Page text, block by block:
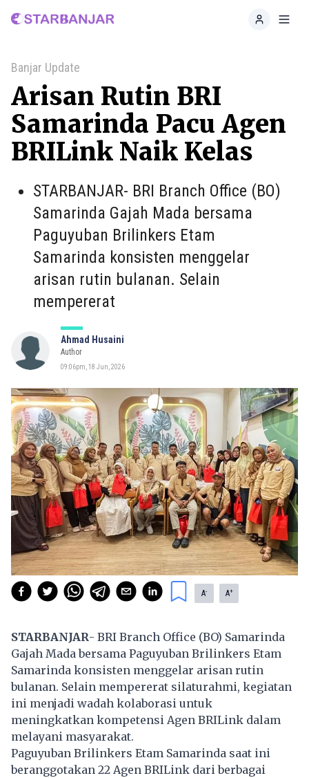
Home
Banjar Update
Arisan Rutin BRI
Samarinda Pacu Agen
BRILink Naik Kelas
STARBANJAR- BRI Branch Office (BO)
Samarinda Gajah Mada bersama
Paguyuban Brilinkers Etam
Samarinda konsisten menggelar
arisan rutin bulanan. Selain
mempererat
Ahmad Husaini
Author
09:06pm, 18 Jun, 2026
A- A+
STARBANJAR- BRI Branch Office (BO) Samarinda
Gajah Mada bersama Paguyuban Brilinkers Etam
Samarinda konsisten menggelar arisan rutin
bulanan. Selain mempererat silaturahmi, kegiatan
ini menjadi wadah kolaborasi untuk
meningkatkan kompetensi Agen BRILink dalam
melayani masyarakat.
Paguyuban Brilinkers Etam Samarinda saat ini
beranggotakan 22 Agen BRILink dari berbagai